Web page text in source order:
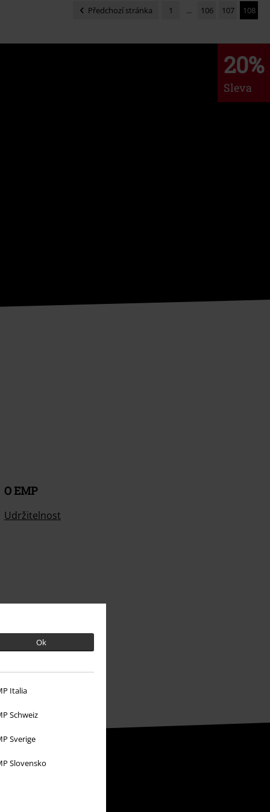
Ok
Italia
Schweiz
Sverige
Slovensko
Předchozí stránka 1 ... 106 107 108
20%
Sleva
O EMP
Udržitelnost